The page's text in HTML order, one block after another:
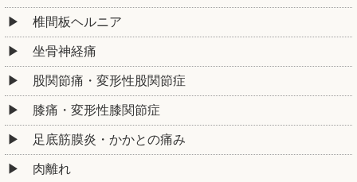
椎間板ヘルニア
坐骨神経痛
股関節痛・変形性股関節症
膝痛・変形性膝関節症
足底筋膜炎・かかとの痛み
肉離れ